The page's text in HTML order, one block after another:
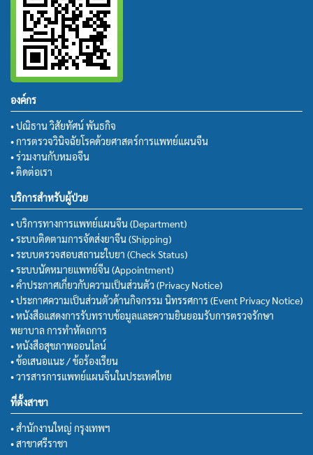
องค์กร
• ปณิธาน วิสัยทัศน์ พันธกิจ
• การตรวจวินิจฉัยโรคด้วยศาสตร์การแพทย์แผนจีน
• ร่วมงานกับหมอจีน
• ติดต่อเรา
บริการสำหรับผู้ป่วย
• บริการทางการแพทย์แผนจีน (Department)
• ระบบติดตามการจัดส่งยาจีน (Shipping)
• ระบบตรวจสอบสถานะใบยา (Check Status)
• ระบบนัดหมายแพทย์จีน (Appointment)
• คำประกาศเกี่ยวกับความเป็นส่วนตัว (Privacy Notice)
• ประกาศความเป็นส่วนตัวด้านกิจกรรม นิทรรศการ (Event Privacy Notice)
• หนังสือแสดงการรับทราบข้อมูลและความยินยอมรับการตรวจรักษา
พยาบาล การทำหัตถการ
• หนังสือสุขภาพออนไลน์
• ข้อเสนอแนะ / ข้อร้องเรียน
• วารสารการแพทย์แผนจีนในประเทศไทย
ที่ตั้งสาขา
• สำนักงานใหญ่ กรุงเทพฯ
• สาขาศรีราชา